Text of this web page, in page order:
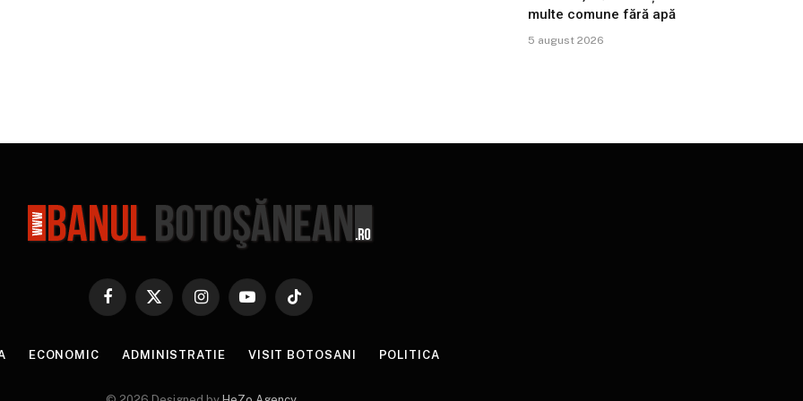
multe comune fără apă
5 august 2026
Facebook
X
InstagramYouTubeTikTok
ECONOMIC ADMINISTRATIE VISIT BOTOSANI POLITICA